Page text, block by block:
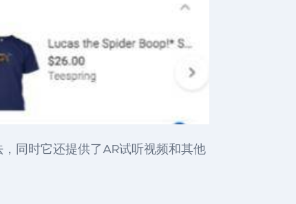
同时它还提供了AR试听视频和其他